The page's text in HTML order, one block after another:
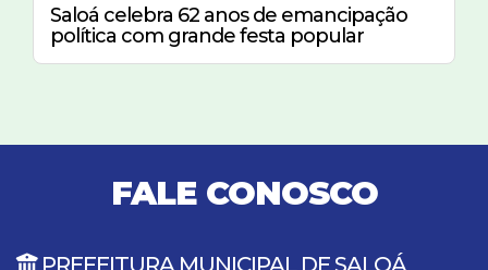
Saloá celebra 62 anos de emancipação
política com grande festa popular
FALE CONOSCO
PREFEITURA MUNICIPAL DE SALOÁ